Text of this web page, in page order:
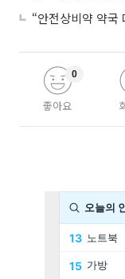
“안전상비약 약
좋아요
0